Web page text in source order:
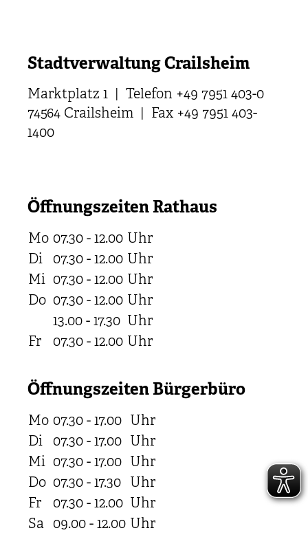
Stadtverwaltung Crailsheim
Marktplatz 1 | Telefon +49 7951 403-0
74564 Crailsheim | Fax +49 7951 403-
1400
Öffnungszeiten Rathaus
Mo 07.30 - 12.00 Uhr
Di
07.30 - 12.00 Uhr
Mi 07.30 - 12.00 Uhr
Do 07.30 - 12.00 Uhr
13.00 - 17.30 Uhr
Fr
07.30 - 12.00 Uhr
Öffnungszeiten Bürgerbüro
Mo 07.30 - 17.00 Uhr
Di
07.30 - 17.00 Uhr
Mi 07.30 - 17.00 Uhr
Do 07.30 - 17.30 Uhr
Fr
07.30 - 12.00 Uhr
Sa 09.00 - 12.00 Uhr